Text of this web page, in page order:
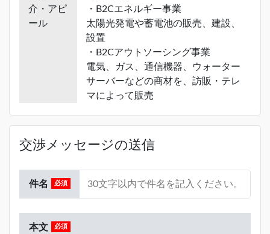
売、中古物件市場に纏わる案件を探
しています。
②人的資本関連(人材紹介の単一事
業や赤字企業NG)
市場が伸びることに加え、当社の人
的資本経営も加速させられることか
ら検討しています。
③ニッチで利益率の高い会社(営利1
会社を求めています。当社は販売・
介・アピ
ール
・B2Cエネルギー事業
太陽光発電や蓄電池の販売、建設、
設置
・B2Cアウトソーシング事業
電気、ガス、通信機器、ウォーター
サーバーなどの商材を、訪販・テレ
マによって販売
検索連動型広告とWEBメディア運
■強み
・意思決定の速度と実行力。過去の
M&A案件は、トップ面談から成立
まで1ヶ月～3ヶ月。
交渉メッセージの送信
件名
本文